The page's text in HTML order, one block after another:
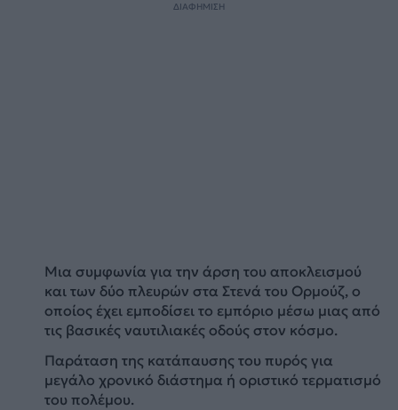
ΔΙΑΦΗΜΙΣΗ
Μια συμφωνία για την άρση του αποκλεισμού
και των δύο πλευρών στα Στενά του Ορμούζ, ο
οποίος έχει εμποδίσει το εμπόριο μέσω μιας από
τις βασικές ναυτιλιακές οδούς στον κόσμο.
Παράταση της κατάπαυσης του πυρός για
μεγάλο χρονικό διάστημα ή οριστικό τερματισμό
του πολέμου.